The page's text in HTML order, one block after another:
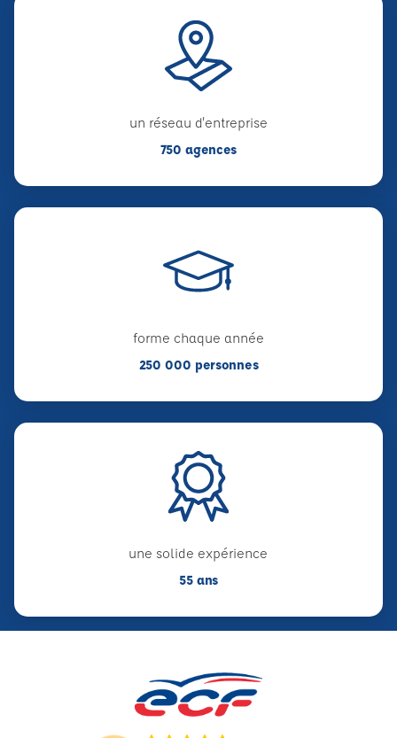
un réseau d'entreprise
750 agences
forme chaque année
250 000 personnes
une solide expérience
55 ans